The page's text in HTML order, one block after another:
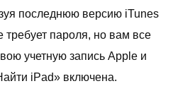
последнюю версию iTunes
требует пароля, но вам все
учетную запись Apple и
iPad» включена.